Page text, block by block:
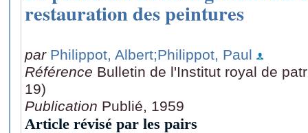
restauration des peintures
par Philippot, Albert;Philippot, Paul
Référence Bulletin de l'Institut royal de
19)
Publication Publié, 1959
Article révisé par les pairs